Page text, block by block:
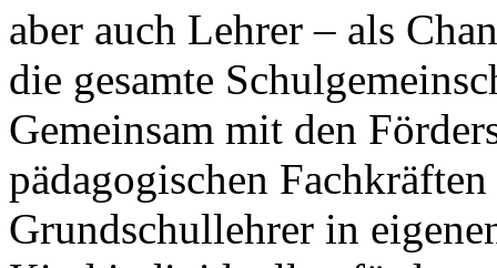
aber auch Lehrer – als
die gesamte
Gemeinsam mit den
pädagogischen
Grundschullehrer in